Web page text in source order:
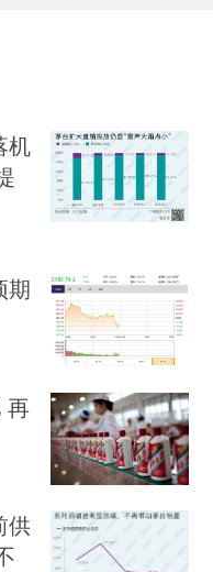
机
期
再
供